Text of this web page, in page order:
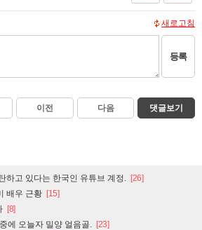
새로고침
등록
이전 다음 댓글보기
하고 있다는 한국인 유튜브 계정. [26]
배우 근황 [15]
[8]
에 오늘자 밀양 얼음골. [23]